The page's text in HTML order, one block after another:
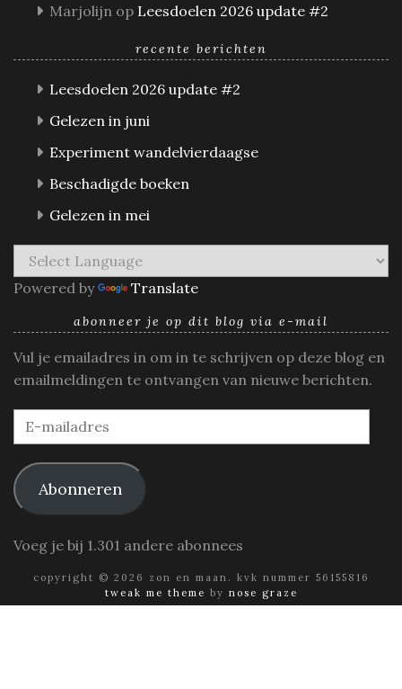
Marjolijn op Leesdoelen 2026 update #2
recente berichten
Leesdoelen 2026 update #2
Gelezen in juni
Experiment wandelvierdaagse
Beschadigde boeken
Gelezen in mei
Powered by Translate
abonneer je op dit blog via e-mail
Vul je emailadres in om in te schrijven op deze blog en
emailmeldingen te ontvangen van nieuwe berichten.
E-
mailadres
Abonneren
Voeg je bij 1.301 andere abonnees
copyright © 2026 zon en maan. kvk nummer 56155816
tweak me theme by nose graze